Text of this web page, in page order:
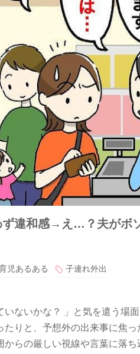
違和感→え…？夫がボ
児あるある 子連れ外出
ないかな？ 」と気を遣う場
りと、予想外の出来事に焦っ
らの厳しい視線や言葉に落ち